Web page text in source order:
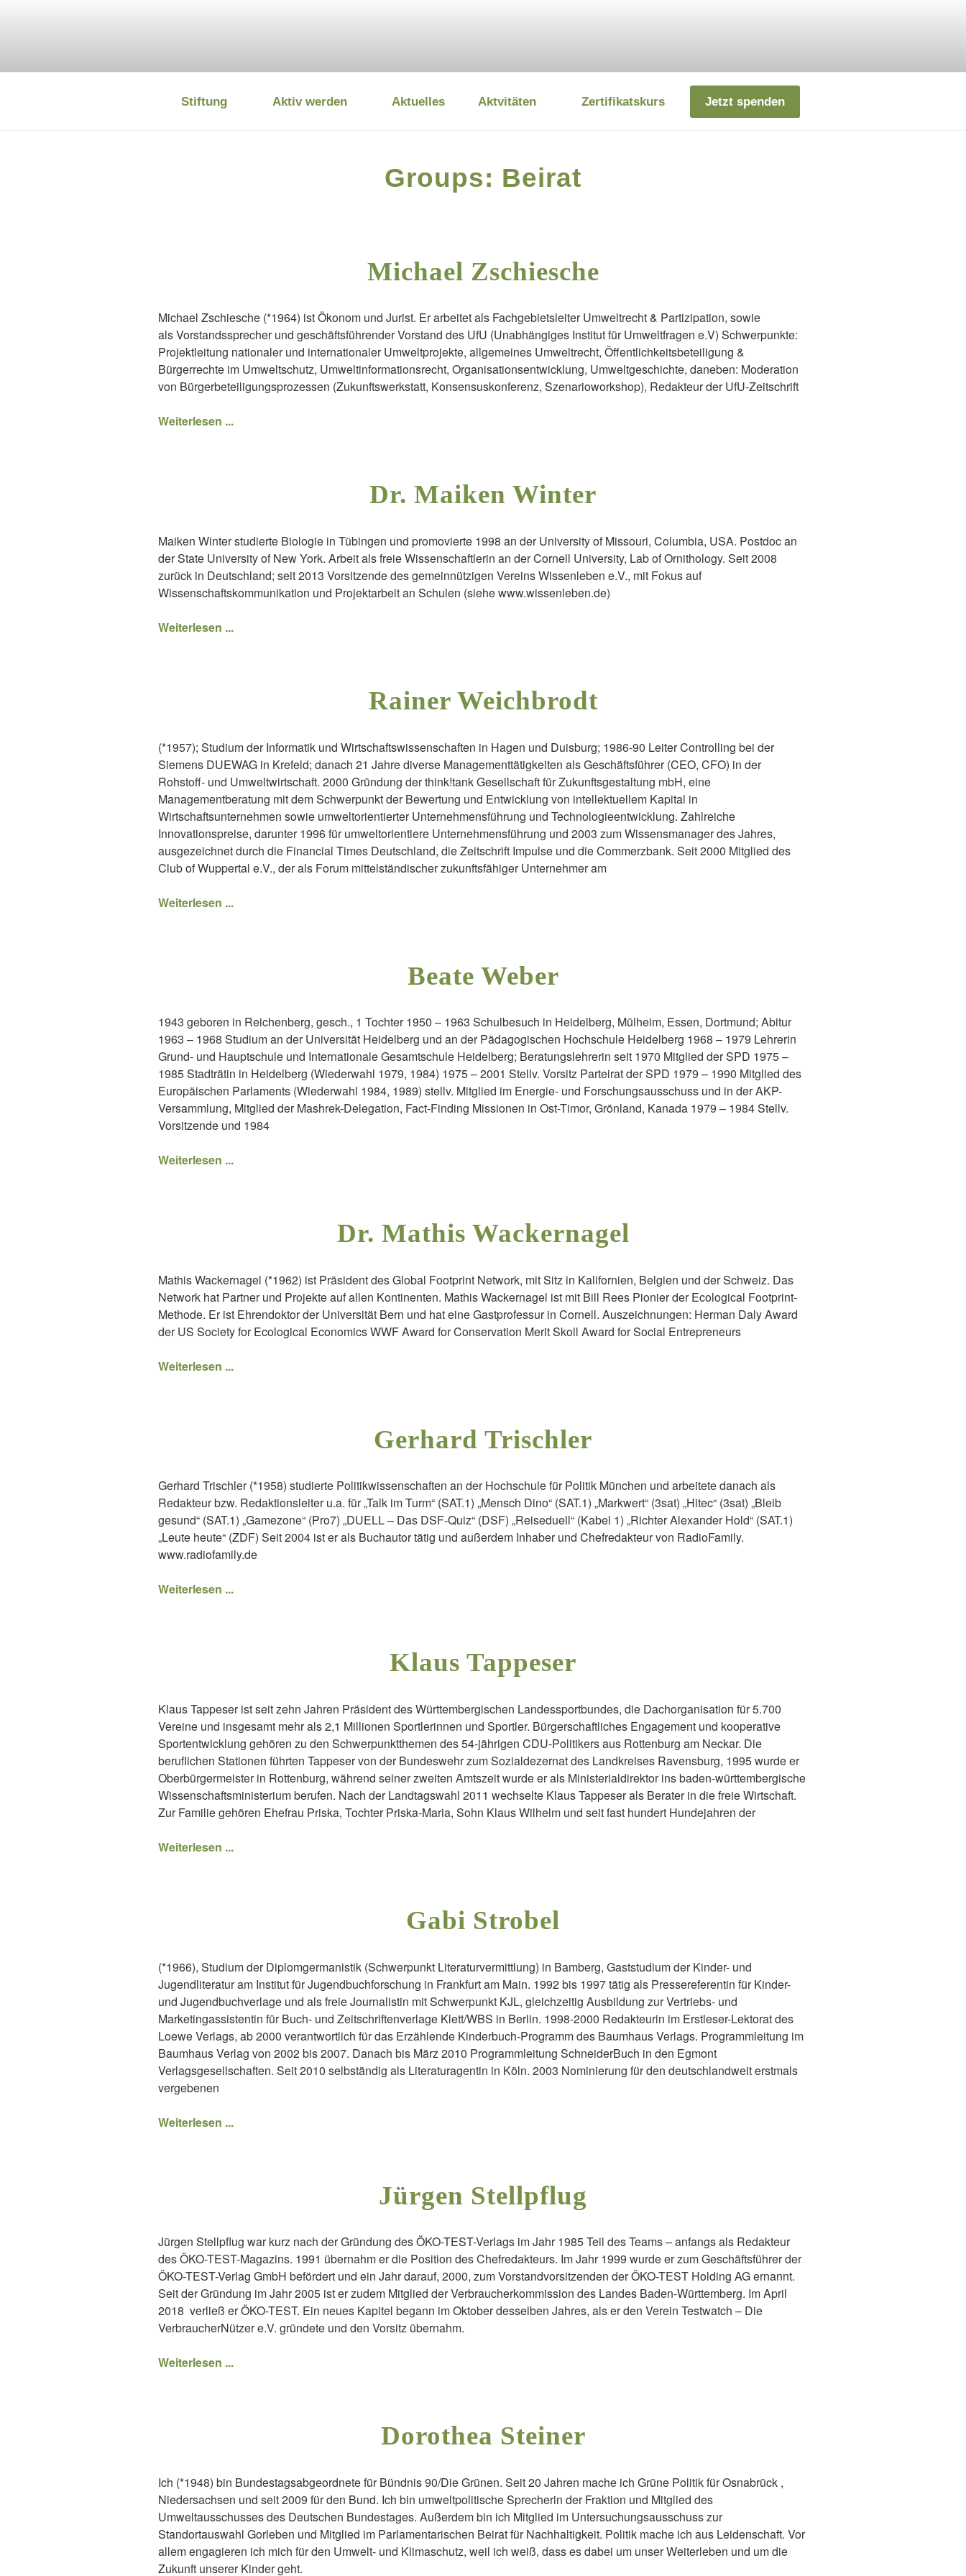
DEUTSCHE UMWELTSTIFTUNG
Stiftung Aktiv werden Aktuelles Aktvitäten Zertifikatskurs Jetzt spenden
Groups: Beirat
Michael Zschiesche
Michael Zschiesche (*1964) ist Ökonom und Jurist. Er arbeitet als Fachgebietsleiter Umweltrecht & Partizipation, sowie
als Vorstandssprecher und geschäftsführender Vorstand des UfU (Unabhängiges Institut für Umweltfragen e.V) Schwerpunkte:
Projektleitung nationaler und internationaler Umweltprojekte, allgemeines Umweltrecht, Öffentlichkeitsbeteiligung &
Bürgerrechte im Umweltschutz, Umweltinformationsrecht, Organisationsentwicklung, Umweltgeschichte, daneben: Moderation
von Bürgerbeteiligungsprozessen (Zukunftswerkstatt, Konsensuskonferenz, Szenarioworkshop), Redakteur der UfU-Zeitschrift
Weiterlesen ...
Dr. Maiken Winter
Maiken Winter studierte Biologie in Tübingen und promovierte 1998 an der University of Missouri, Columbia, USA. Postdoc an
der State University of New York. Arbeit als freie Wissenschaftlerin an der Cornell University, Lab of Ornithology. Seit 2008
zurück in Deutschland; seit 2013 Vorsitzende des gemeinnützigen Vereins Wissenleben e.V., mit Fokus auf
Wissenschaftskommunikation und Projektarbeit an Schulen (siehe www.wissenleben.de)
Weiterlesen ...
Rainer Weichbrodt
(*1957); Studium der Informatik und Wirtschaftswissenschaften in Hagen und Duisburg; 1986-90 Leiter Controlling bei der
Siemens DUEWAG in Krefeld; danach 21 Jahre diverse Managementtätigkeiten als Geschäftsführer (CEO, CFO) in der
Rohstoff- und Umweltwirtschaft. 2000 Gründung der think!tank Gesellschaft für Zukunftsgestaltung mbH, eine
Managementberatung mit dem Schwerpunkt der Bewertung und Entwicklung von intellektuellem Kapital in
Wirtschaftsunternehmen sowie umweltorientierter Unternehmensführung und Technologieentwicklung. Zahlreiche
Innovationspreise, darunter 1996 für umweltorientiere Unternehmensführung und 2003 zum Wissensmanager des Jahres,
ausgezeichnet durch die Financial Times Deutschland, die Zeitschrift Impulse und die Commerzbank. Seit 2000 Mitglied des
Club of Wuppertal e.V., der als Forum mittelständischer zukunftsfähiger Unternehmer am
Weiterlesen ...
Beate Weber
1943 geboren in Reichenberg, gesch., 1 Tochter 1950 – 1963 Schulbesuch in Heidelberg, Mülheim, Essen, Dortmund; Abitur
1963 – 1968 Studium an der Universität Heidelberg und an der Pädagogischen Hochschule Heidelberg 1968 – 1979 Lehrerin
Grund- und Hauptschule und Internationale Gesamtschule Heidelberg; Beratungslehrerin seit 1970 Mitglied der SPD 1975 –
1985 Stadträtin in Heidelberg (Wiederwahl 1979, 1984) 1975 – 2001 Stellv. Vorsitz Parteirat der SPD 1979 – 1990 Mitglied des
Europäischen Parlaments (Wiederwahl 1984, 1989) stellv. Mitglied im Energie- und Forschungsausschuss und in der AKP-
Versammlung, Mitglied der Mashrek-Delegation, Fact-Finding Missionen in Ost-Timor, Grönland, Kanada 1979 – 1984 Stellv.
Vorsitzende und 1984
Weiterlesen ...
Dr. Mathis Wackernagel
Mathis Wackernagel (*1962) ist Präsident des Global Footprint Network, mit Sitz in Kalifornien, Belgien und der Schweiz. Das
Network hat Partner und Projekte auf allen Kontinenten. Mathis Wackernagel ist mit Bill Rees Pionier der Ecological Footprint-
Methode. Er ist Ehrendoktor der Universität Bern und hat eine Gastprofessur in Cornell. Auszeichnungen: Herman Daly Award
der US Society for Ecological Economics WWF Award for Conservation Merit Skoll Award for Social Entrepreneurs
Weiterlesen ...
Gerhard Trischler
Gerhard Trischler (*1958) studierte Politikwissenschaften an der Hochschule für Politik München und arbeitete danach als
Redakteur bzw. Redaktionsleiter u.a. für „Talk im Turm“ (SAT.1) „Mensch Dino“ (SAT.1) „Markwert“ (3sat) „Hitec“ (3sat) „Bleib
gesund“ (SAT.1) „Gamezone“ (Pro7) „DUELL – Das DSF-Quiz“ (DSF) „Reiseduell“ (Kabel 1) „Richter Alexander Hold“ (SAT.1)
„Leute heute“ (ZDF) Seit 2004 ist er als Buchautor tätig und außerdem Inhaber und Chefredakteur von RadioFamily.
www.radiofamily.de
Weiterlesen ...
Klaus Tappeser
Klaus Tappeser ist seit zehn Jahren Präsident des Württembergischen Landessportbundes, die Dachorganisation für 5.700
Vereine und insgesamt mehr als 2,1 Millionen Sportlerinnen und Sportler. Bürgerschaftliches Engagement und kooperative
Sportentwicklung gehören zu den Schwerpunktthemen des 54-jährigen CDU-Politikers aus Rottenburg am Neckar. Die
beruflichen Stationen führten Tappeser von der Bundeswehr zum Sozialdezernat des Landkreises Ravensburg, 1995 wurde er
Oberbürgermeister in Rottenburg, während seiner zweiten Amtszeit wurde er als Ministerialdirektor ins baden-württembergische
Wissenschaftsministerium berufen. Nach der Landtagswahl 2011 wechselte Klaus Tappeser als Berater in die freie Wirtschaft.
Zur Familie gehören Ehefrau Priska, Tochter Priska-Maria, Sohn Klaus Wilhelm und seit fast hundert Hundejahren der
Weiterlesen ...
Gabi Strobel
(*1966), Studium der Diplomgermanistik (Schwerpunkt Literaturvermittlung) in Bamberg, Gaststudium der Kinder- und
Jugendliteratur am Institut für Jugendbuchforschung in Frankfurt am Main. 1992 bis 1997 tätig als Pressereferentin für Kinder-
und Jugendbuchverlage und als freie Journalistin mit Schwerpunkt KJL, gleichzeitig Ausbildung zur Vertriebs- und
Marketingassistentin für Buch- und Zeitschriftenverlage Klett/WBS in Berlin. 1998-2000 Redakteurin im Erstleser-Lektorat des
Loewe Verlags, ab 2000 verantwortlich für das Erzählende Kinderbuch-Programm des Baumhaus Verlags. Programmleitung im
Baumhaus Verlag von 2002 bis 2007. Danach bis März 2010 Programmleitung SchneiderBuch in den Egmont
Verlagsgesellschaften. Seit 2010 selbständig als Literaturagentin in Köln. 2003 Nominierung für den deutschlandweit erstmals
vergebenen
Weiterlesen ...
Jürgen Stellpflug
Jürgen Stellpflug war kurz nach der Gründung des ÖKO-TEST-Verlags im Jahr 1985 Teil des Teams – anfangs als Redakteur
des ÖKO-TEST-Magazins. 1991 übernahm er die Position des Chefredakteurs. Im Jahr 1999 wurde er zum Geschäftsführer der
ÖKO-TEST-Verlag GmbH befördert und ein Jahr darauf, 2000, zum Vorstandvorsitzenden der ÖKO-TEST Holding AG ernannt.
Seit der Gründung im Jahr 2005 ist er zudem Mitglied der Verbraucherkommission des Landes Baden-Württemberg. Im April
2018 verließ er ÖKO-TEST. Ein neues Kapitel begann im Oktober desselben Jahres, als er den Verein Testwatch – Die
VerbraucherNützer e.V. gründete und den Vorsitz übernahm.
Weiterlesen ...
Dorothea Steiner
Ich (*1948) bin Bundestagsabgeordnete für Bündnis 90/Die Grünen. Seit 20 Jahren mache ich Grüne Politik für Osnabrück ,
Niedersachsen und seit 2009 für den Bund. Ich bin umweltpolitische Sprecherin der Fraktion und Mitglied des
Umweltausschusses des Deutschen Bundestages. Außerdem bin ich Mitglied im Untersuchungsausschuss zur
Standortauswahl Gorleben und Mitglied im Parlamentarischen Beirat für Nachhaltigkeit. Politik mache ich aus Leidenschaft. Vor
allem engagieren ich mich für den Umwelt- und Klimaschutz, weil ich weiß, dass es dabei um unser Weiterleben und um die
Zukunft unserer Kinder geht.